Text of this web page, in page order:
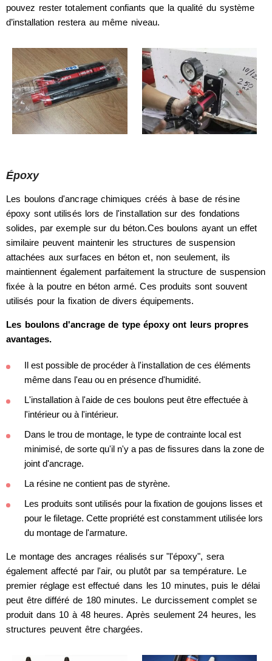
pouvez rester totalement confiants que la qualité du système
d’installation restera au même niveau.
Époxy
Les boulons d'ancrage chimiques créés à base de résine
époxy sont utilisés lors de l'installation sur des fondations
solides, par exemple sur du béton.Ces boulons ayant un effet
similaire peuvent maintenir les structures de suspension
attachées aux surfaces en béton et, non seulement, ils
maintiennent également parfaitement la structure de suspension
fixée à la poutre en béton armé. Ces produits sont souvent
utilisés pour la fixation de divers équipements.
Les boulons d'ancrage de type époxy ont leurs propres
avantages.
Il est possible de procéder à l'installation de ces éléments
même dans l'eau ou en présence d'humidité.
L'installation à l'aide de ces boulons peut être effectuée à
l'intérieur ou à l'intérieur.
Dans le trou de montage, le type de contrainte local est
minimisé, de sorte qu'il n'y a pas de fissures dans la zone de
joint d'ancrage.
La résine ne contient pas de styrène.
Les produits sont utilisés pour la fixation de goujons lisses et
pour le filetage. Cette propriété est constamment utilisée lors
du montage de l'armature.
Le montage des ancrages réalisés sur "l'époxy", sera
également affecté par l'air, ou plutôt par sa température. Le
premier réglage est effectué dans les 10 minutes, puis le délai
peut être différé de 180 minutes. Le durcissement complet se
produit dans 10 à 48 heures. Après seulement 24 heures, les
structures peuvent être chargées.